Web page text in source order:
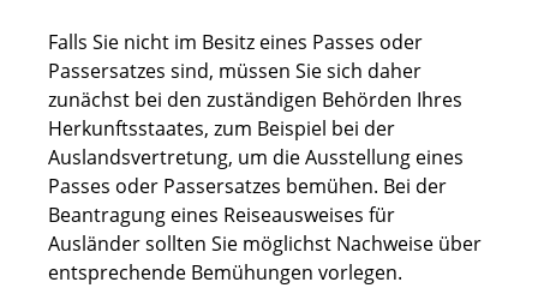
Falls Sie nicht im Besitz eines Passes oder
Passersatzes sind, müssen Sie sich daher
zunächst bei den zuständigen Behörden Ihres
Herkunftsstaates, zum Beispiel bei der
Auslandsvertretung, um die Ausstellung eines
Passes oder Passersatzes bemühen. Bei der
Beantragung eines Reiseausweises für
Ausländer sollten Sie möglichst Nachweise über
entsprechende Bemühungen vorlegen.